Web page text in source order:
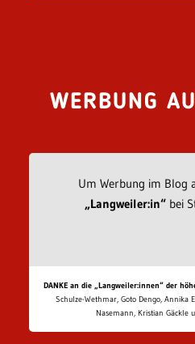
WERBUNG
Um Werbung im Blog
„Langweiler:in“bei
DANKE an die „Langweiler:innen“ der
Schulze-Wethmar, Goto Dengo, Annika
Nasemann, Kristian Gäckle